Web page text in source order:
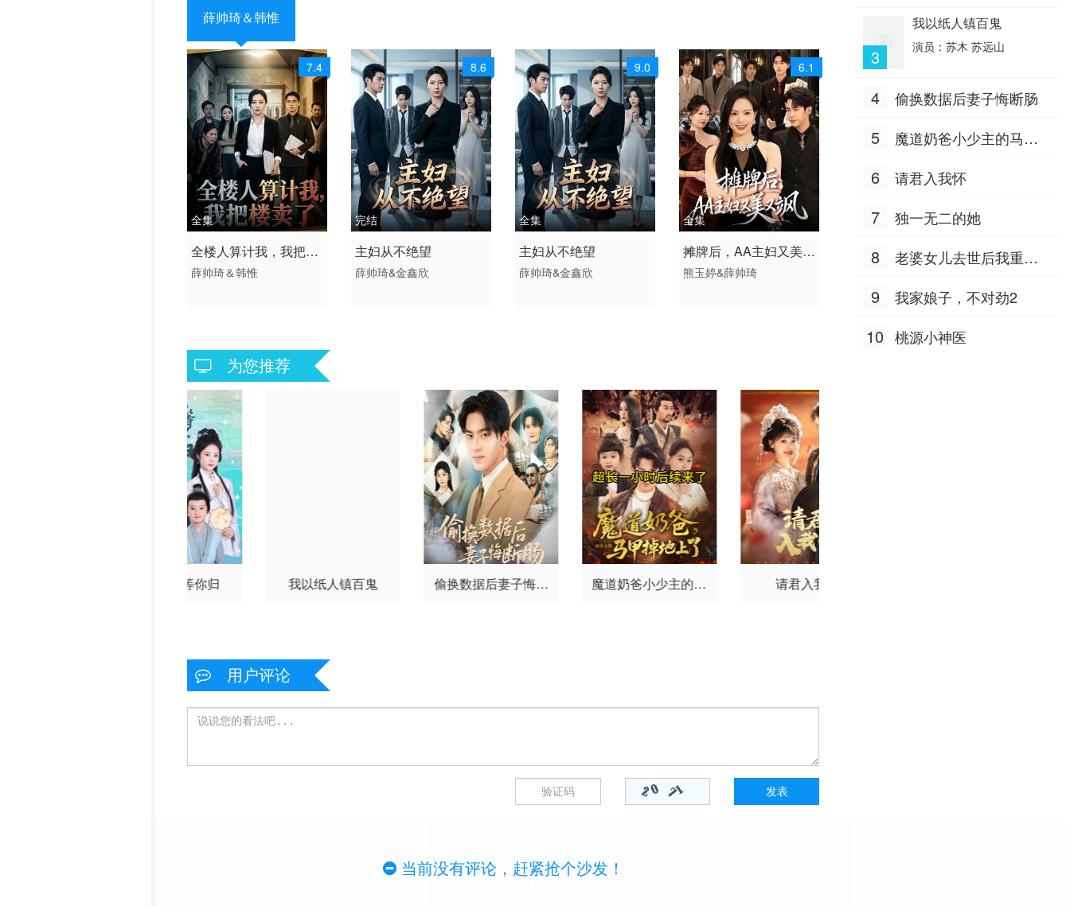
薛帅琦＆韩惟
7.4
全集
2026 / 中国大陆 /
短剧 现代都市 国产
全楼人算计我，我把楼
卖了
薛帅琦＆韩惟
8.6
完结
2026 / 中国大陆 /
短剧 现代都市
主妇从不绝望
薛帅琦&金鑫欣
9.0
全集
2026 / 中国大陆 /
短剧 现代都市 国产
主妇从不绝望
薛帅琦&金鑫欣
6.1
全集
2026 / 中国大陆 /
短剧 现代都市 国产
摊牌后，AA主妇又美又
飒
熊玉婷&薛帅琦
为您推荐
等花开，等你归 我以纸人镇百鬼
偷换数据后妻子悔断
魔道奶爸小少主的马
请君入我怀
用户评论
当前没有评论，赶紧抢个沙发！
3
我以纸人镇百鬼
演员：苏木 苏远山
4 偷换数据后妻子悔断肠
5
魔道奶爸小少主的马甲
6 请君入我怀
7 独一无二的她
8
老婆女儿去世后我重生
9 我家娘子，不对劲2
10 桃源小神医